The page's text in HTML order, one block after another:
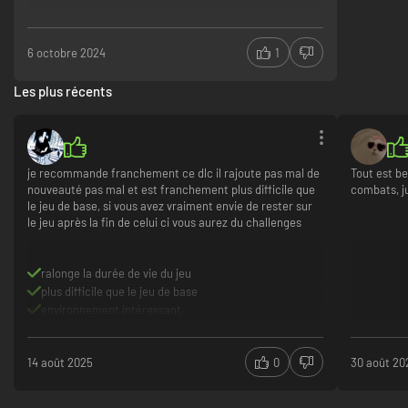
Inclut le thème "Maison du chasseur" et 8 éléments de décos.
- Lit rustique
- Table traditionnelle
- Commode rustique
- Lustres médiévaux
- Tapis classiques (RC)
- Tapis classiques (ETG)
6 octobre 2024 1
Les plus récents
je recommande franchement ce dlc il rajoute pas mal de
nouveauté pas mal et est franchement plus difficile que
le jeu de base, si vous avez vraiment envie de rester sur
le jeu après la fin de celui ci vous aurez du challenges
ralonge la durée de vie du jeu
plus difficile que le jeu de base
14 août 2025 0
Tout est
combats,
30 août